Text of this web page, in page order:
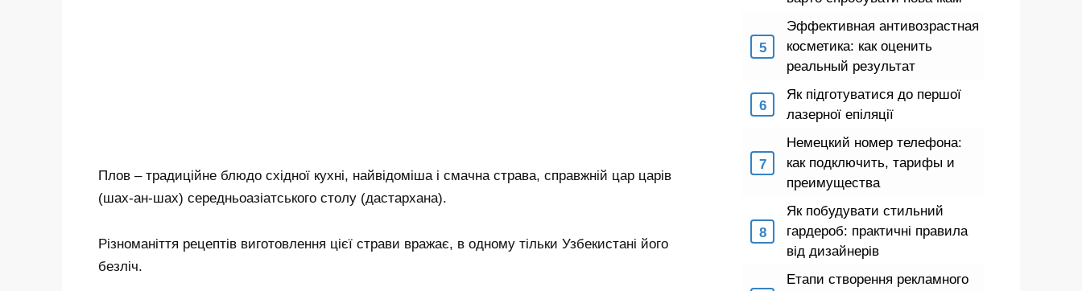
Плов – традиційне блюдо східної кухні, найвідоміша і смачна страва, справжній цар царів
(шах-ан-шах) середньоазіатського столу (дастархана).
Різноманіття рецептів виготовлення цієї страви вражає, в одному тільки Узбекистані його
безліч.
Эффективная антивозрастная
косметика: как оценить
реальный результат
Як підготуватися до першої
лазерної епіляції
Немецкий номер телефона:
как подключить, тарифы и
преимущества
Як побудувати стильний
гардероб: практичні правила
від дизайнерів
Етапи створення рекламного